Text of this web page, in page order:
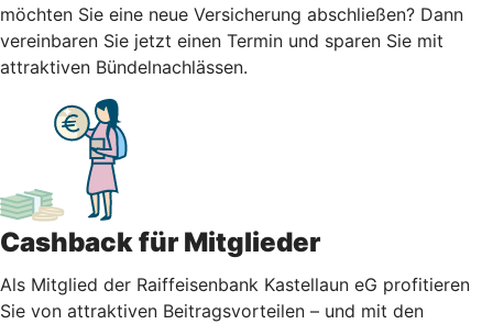
möchten Sie eine neue Versicherung abschließen? Dann
vereinbaren Sie jetzt einen Termin und sparen Sie mit
attraktiven Bündelnachlässen.
Cashback für Mitglieder
Als Mitglied der Raiffeisenbank Kastellaun eG profitieren
Sie von attraktiven Beitragsvorteilen – und mit den